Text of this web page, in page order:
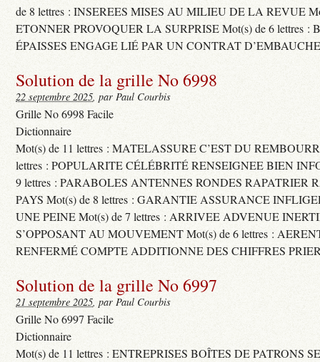
de 8 lettres : INSEREES MISES AU MILIEU DE LA REVUE
ETONNER PROVOQUER LA SURPRISE Mot(s) de 6 lettres :
ÉPAISSES ENGAGE LIÉ PAR UN CONTRAT
Solution de la grille No 6998
22 septembre 2025, par Paul Courbis
Grille No 6998 Facile
Dictionnaire
Mot(s) de 11 lettres : MATELASSURE C’EST DU
lettres : POPULARITE CÉLÉBRITÉ RENSEIGNEE BIEN
9 lettres : PARABOLES ANTENNES RONDES RAPATRIER
PAYS Mot(s) de 8 lettres : GARANTIE ASSURANCE
UNE PEINE Mot(s) de 7 lettres : ARRIVEE ADVENUE
S’OPPOSANT AU MOUVEMENT Mot(s) de 6 lettres :
RENFERMÉ COMPTE ADDITIONNE DES CHIFFRES
Solution de la grille No 6997
21 septembre 2025, par Paul Courbis
Grille No 6997 Facile
Dictionnaire
Mot(s) de 11 lettres : ENTREPRISES BOÎTES DE PATRONS